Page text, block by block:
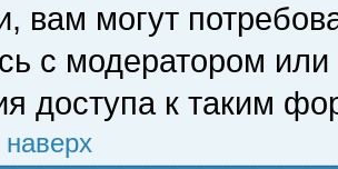
вам могут
с модератором
доступа к таким
наверх